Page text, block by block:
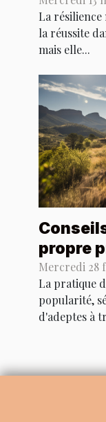
La
la réussite
mais elle...
propre
route
Mercredi 28
La pratique
popularité,
d'adeptes à